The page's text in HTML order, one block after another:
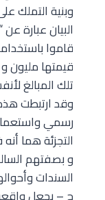
وبنية التملك
قاموا
تلك المبالغ
وقد ارتبطت
رسمي
التجزئة هما
و بصفتهم